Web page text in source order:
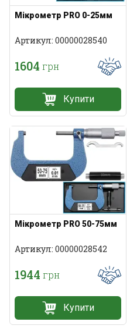
Мікрометр PRO 0-25мм
Артикул: 00000028540
1604 грн
Купити
Мікрометр PRO 50-75мм
Артикул: 00000028542
1944 грн
Купити